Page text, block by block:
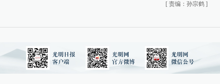
[ 责编：孙宗鹤 ]